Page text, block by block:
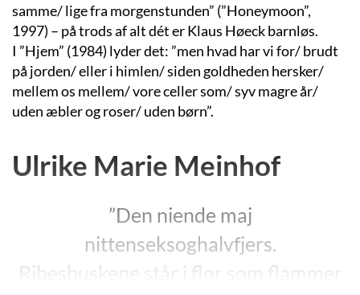
samme/ lige fra morgenstunden” (”Honeymoon”,
1997) – på trods af alt dét er Klaus Høeck barnløs.
I ”Hjem” (1984) lyder det: ”men hvad har vi for/ brudt
på jorden/ eller i himlen/ siden goldheden hersker/
mellem os mellem/ vore celler som/ syv magre år/
uden æbler og roser/ uden børn”.
Ulrike Marie Meinhof
”Den niende maj
nittenseksoghalvfjers.
Ribesbuskene står i flor som flammer